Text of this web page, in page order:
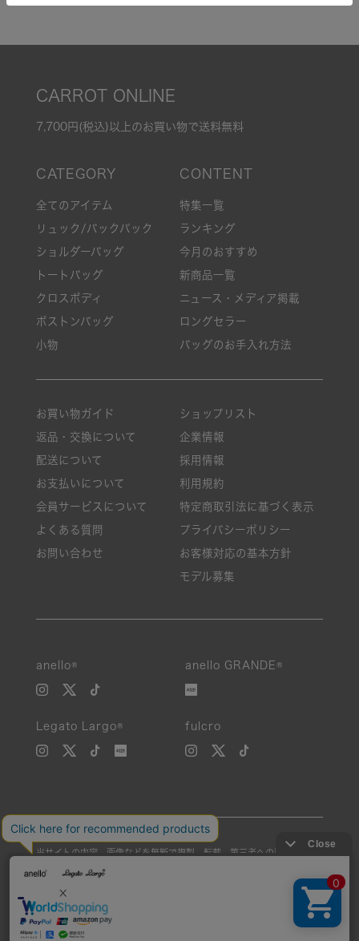
CARROT ONLINE
7,700円(税込)以上のお買い物で送料無料
全てのアイテム
リュック/バックパック
ショルダーバッグ
トートバッグ
クロスボディ
ボストンバッグ
小物
特集一覧
ランキング
今月のおすすめ
新商品一覧
ニュース・メディア掲載
ロングセラー
バッグのお手入れ方法
お買い物ガイド
返品・交換について
配送について
お支払いについて
会員サービスについて
よくある質問
お問い合わせ
ショップリスト
企業情報
採用情報
利用規約
特定商取引法に基づく表示
プライバシーポリシー
お客様対応の基本方針
モデル募集
anello® anello GRANDE®
Legato Largo® fulcro
当サイトの内容、画像などを無断で複製、転載、第三者への譲渡などを
Unauthorized reproduction, duplication, or redistribution of any
images or content from this website is strictly prohibited.